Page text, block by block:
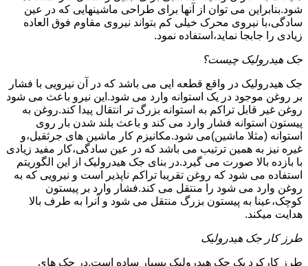
شود.بنابراین می توان از آنها برای طراحی ماشینهایی که در عین
سادگی،با نیروی محرک خیلی کم بتواند نیروی مقاوم فوق العاده
زیادی را جابجا نماید،استفاده نمود.
جک هیدرولیک چیست؟
جک هیدرولیک در واقع قطعه ایی می باشد که در آن نیرویی با فشار
بر روغن موجود در یک استوانه وارد می شود.این نیرو باعث می شود
روغن غیر قابل تراکم به استوانه بزرگ تر انتقال پیدا کند.روغن به
پیستون استوانه فشار وارد می کند و باعث بلند شدن بار روی
استوانه (مثلا ماشین)می شود.مکانیزم کار ماشین های جرثقیل،و
غیره نیز به همین ترتیب می باشد که در عین سادگی،کار مفید زیادی
با بازده بالا صورت می گیرد.در بنای جک هیدرولیک از این الگوریتم
استفاده می شود که روغن تقریبا تراکم ناپذیر است و نیرویی که به
روغن وارد می شود را منتقل می کند.فشار وارد بر پیستون
کوچک،عینا به پیستون بزرگ منتقل می شود و آنرا به طرف بالا
هدایت میکند.
طرز کار جک هیدرولیک
طرز کارکرد یک جک هیدرولیک بسیار ساده است.در جک های